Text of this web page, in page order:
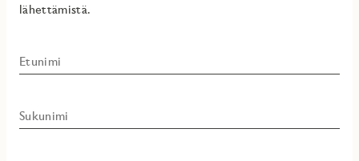
lähettämistä.
Etunimi
Sukunimi